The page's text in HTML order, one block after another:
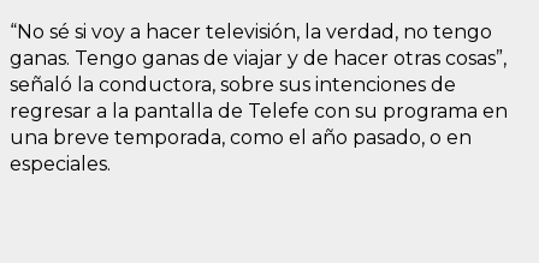
“No sé si voy a hacer televisión, la verdad, no tengo
ganas. Tengo ganas de viajar y de hacer otras cosas”,
señaló la conductora, sobre sus intenciones de
regresar a la pantalla de Telefe con su programa en
una breve temporada, como el año pasado, o en
especiales.